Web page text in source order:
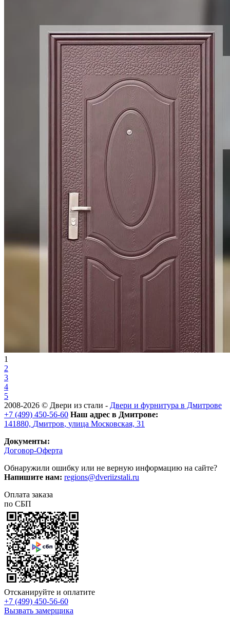
1
2
3
4
5
2008-2026 © Двери из стали - Двери и фурнитура в Дмитрове
+7 (499) 450-56-60 Наш адрес в Дмитрове:
141880, Дмитров, улица Московская, 31
Документы:
Договор-Оферта
Обнаружили ошибку или не верную информацию на сайте?
Напишите нам: regions@dveriizstali.ru
Оплата заказа
по СБП
Отсканируйте и оплатите
+7 (499) 450-56-60
Вызвать замерщика